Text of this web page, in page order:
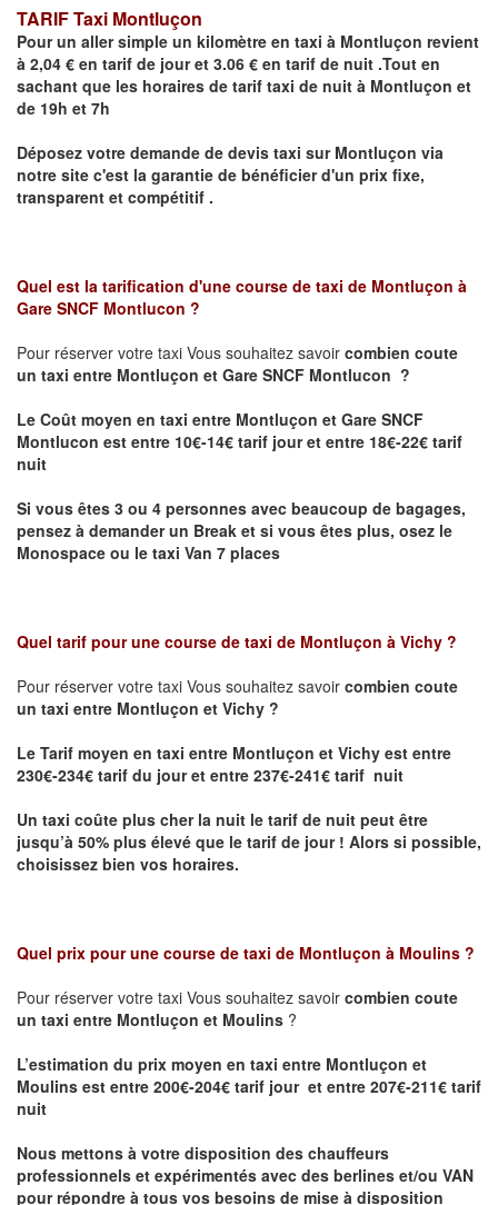
TARIF Taxi Montluçon
Pour un aller simple un kilomètre en taxi à Montluçon revient
à 2,04 € en tarif de jour et 3.06 € en tarif de nuit .Tout en
sachant que les horaires de tarif taxi de nuit à Montluçon et
de 19h et 7h
Déposez votre demande de devis taxi sur Montluçon via
notre site c'est la garantie de bénéficier d'un prix fixe,
transparent et compétitif .
Quel est la tarification d'une course de taxi de Montluçon à
Gare SNCF Montlucon ?
Pour réserver votre taxi Vous souhaitez savoir combien coute
un taxi entre Montluçon et Gare SNCF Montlucon ?
Le Coût moyen en taxi entre Montluçon et Gare SNCF
Montlucon est entre 10€-14€ tarif jour et entre 18€-22€ tarif
nuit
Si vous êtes 3 ou 4 personnes avec beaucoup de bagages,
pensez à demander un Break et si vous êtes plus, osez le
Monospace ou le taxi Van 7 places
Quel tarif pour une course de taxi de Montluçon à Vichy ?
Pour réserver votre taxi Vous souhaitez savoir combien coute
un taxi entre Montluçon et Vichy ?
Le Tarif moyen en taxi entre Montluçon et Vichy est entre
230€-234€ tarif du jour et entre 237€-241€ tarif nuit
Un taxi coûte plus cher la nuit le tarif de nuit peut être
jusqu’à 50% plus élevé que le tarif de jour ! Alors si possible,
choisissez bien vos horaires.
Quel prix pour une course de taxi de Montluçon à Moulins ?
Pour réserver votre taxi Vous souhaitez savoir combien coute
un taxi entre Montluçon et Moulins ?
L’estimation du prix moyen en taxi entre Montluçon et
Moulins est entre 200€-204€ tarif jour et entre 207€-211€ tarif
nuit
Nous mettons à votre disposition des chauffeurs
professionnels et expérimentés avec des berlines et/ou VAN
pour répondre à tous vos besoins de mise à disposition